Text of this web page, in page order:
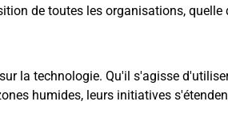
de toutes les organisations, quelle
la technologie. Qu'il s'agisse
humides, leurs initiatives